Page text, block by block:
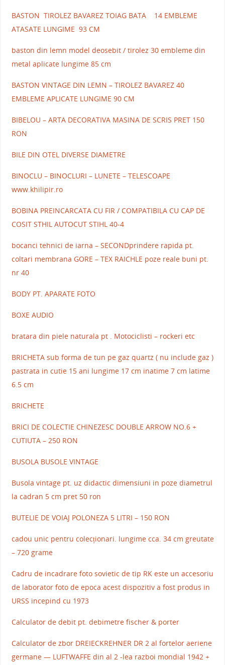
BASTON TIROLEZ BAVAREZ TOIAG BATA 14 EMBLEME
ATASATE LUNGIME 93 CM
baston din lemn model deosebit / tirolez 30 embleme din
metal aplicate lungime 85 cm
BASTON VINTAGE DIN LEMN – TIROLEZ BAVAREZ 40
EMBLEME APLICATE LUNGIME 90 CM
BIBELOU – ARTA DECORATIVA MASINA DE SCRIS PRET 150
RON
BILE DIN OTEL DIVERSE DIAMETRE
BINOCLU – BINOCLURI – LUNETE – TELESCOAPE
www.khilipir.ro
BOBINA PREINCARCATA CU FIR / COMPATIBILA CU CAP DE
COSIT STHIL AUTOCUT STIHL 40-4
bocanci tehnici de iarna – SECONDprindere rapida pt.
coltari membrana GORE – TEX RAICHLE poze reale buni pt.
nr 40
BODY PT. APARATE FOTO
BOXE AUDIO
bratara din piele naturala pt . Motociclisti – rockeri etc
BRICHETA sub forma de tun pe gaz quartz ( nu include gaz )
pastrata in cutie 15 ani lungime 17 cm inatime 7 cm latime
6.5 cm
BRICHETE
BRICI DE COLECTIE CHINEZESC DOUBLE ARROW NO.6 +
CUTIUTA – 250 RON
BUSOLA BUSOLE VINTAGE
Busola vintage pt. uz didactic dimensiuni in poze diametrul
la cadran 5 cm pret 50 ron
BUTELIE DE VOIAJ POLONEZA 5 LITRI – 150 RON
cadou unic pentru colecționari. lungime cca. 34 cm greutate
– 720 grame
Cadru de incadrare foto sovietic de tip RK este un accesoriu
de laborator foto de epoca acest dispozitiv a fost produs in
URSS incepind cu 1973
Calculator de debit pt. debimetre fischer & porter
Calculator de zbor DREIECKREHNER DR 2 al fortelor aeriene
germane — LUFTWAFFE din al 2 -lea razboi mondial 1942 +